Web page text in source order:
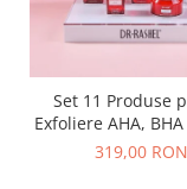
Set 11 Produse
Exfoliere AHA,
Dr. Rashel Miracle
319,00 RON